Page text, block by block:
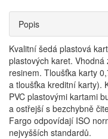
Popis
Kvalitní šedá plastová
plastových karet.
resinem. Tloušťka karty
a tloušťka kreditní karty).
PVC plastovými kartami
a ostřejší s bezchybně
Fargo odpovídají ISO
nejvyšších standardů.